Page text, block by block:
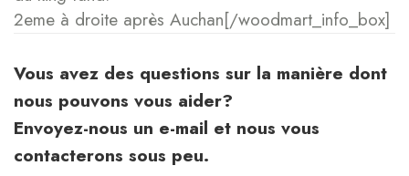
2eme à droite après Auchan[/woodmart_info_box]
Vous avez des questions sur la manière dont
nous pouvons vous aider?
Envoyez-nous un e-mail et nous vous
contacterons sous peu.